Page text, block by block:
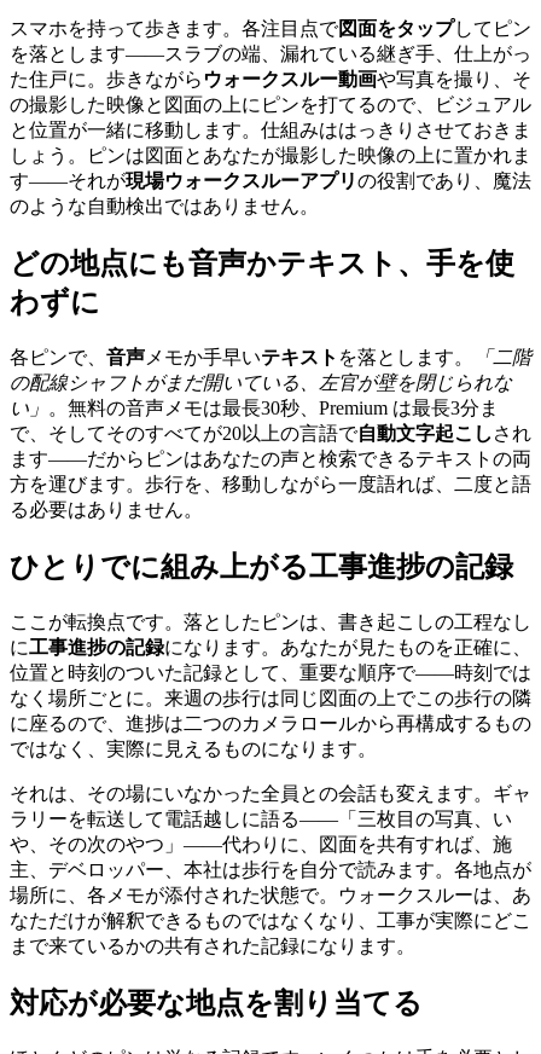
スマホを持って歩きます。各注目点で図面をタップしてピン
を落とします——スラブの端、漏れている継ぎ手、仕上がっ
た住戸に。歩きながら ウォークスルー動画や写真を撮り、そ
の撮影した映像と図面の上にピンを打てるので、ビジュアル
と位置が一緒に移動します。仕組みははっきりさせておきま
しょう。ピンは図面とあなたが撮影した映像の上に置かれま
す——それが現場ウォークスルーアプリの役割であり、魔法
のような自動検出ではありません。
どの地点にも音声かテキスト、手を使
わずに
各ピンで、 音声 メモか手早いテキスト を落とします。
「二階
の配線シャフトがまだ開いている、左官が壁を閉じられな
い」 。無料の音声メモは最長30秒、Premium は最長3分ま
で、そしてそのすべてが20以上の言語で自動文字起こし され
ます——だからピンはあなたの声と検索できるテキストの両
方を運びます。歩行を、移動しながら一度語れば、二度と語
る必要はありません。
ひとりでに組み上がる工事進捗の記録
ここが転換点です。落としたピンは、書き起こしの工程なし
に工事進捗の記録になります。あなたが見たものを正確に、
位置と時刻のついた記録として、重要な順序で——時刻では
なく場所ごとに。来週の歩行は同じ図面の上でこの歩行の隣
に座るので、進捗は二つのカメラロールから再構成するもの
ではなく、実際に見えるものになります。
それは、その場にいなかった全員との会話も変えます。ギャ
ラリーを転送して電話越しに語る——「三枚目の写真、い
や、その次のやつ」——代わりに、図面を共有すれば、施
主、デベロッパー、本社は歩行を自分で読みます。各地点が
場所に、各メモが添付された状態で。ウォークスルーは、あ
なただけが解釈できるものではなくなり、工事が実際にどこ
まで来ているかの共有された記録になります。
対応が必要な地点を割り当てる